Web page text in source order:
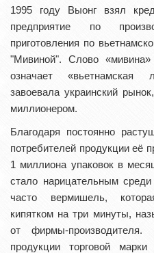
1995 году Выонг взял
предприятие по
приготовления по
"Мивиной". Слово
означает
завоевала украинский
миллионером.
Благодаря постоянно
потребителей продукции её
1 миллиона упаковок в
стало нарицательным
часто вермишель,
кипятком на три минуты,
от фирмы-
продукции торговой